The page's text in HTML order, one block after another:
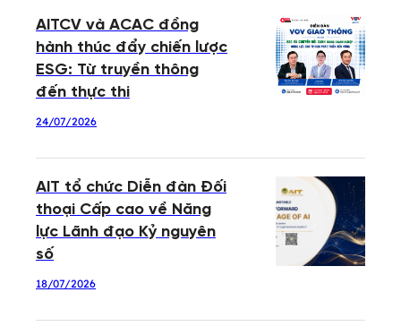
AITCV và ACAC đồng
hành thúc đẩy chiến lược
ESG: Từ truyền thông
đến thực thi
24/07/2026
AIT tổ chức Diễn đàn Đối
thoại Cấp cao về Năng
lực Lãnh đạo Kỷ nguyên
số
18/07/2026